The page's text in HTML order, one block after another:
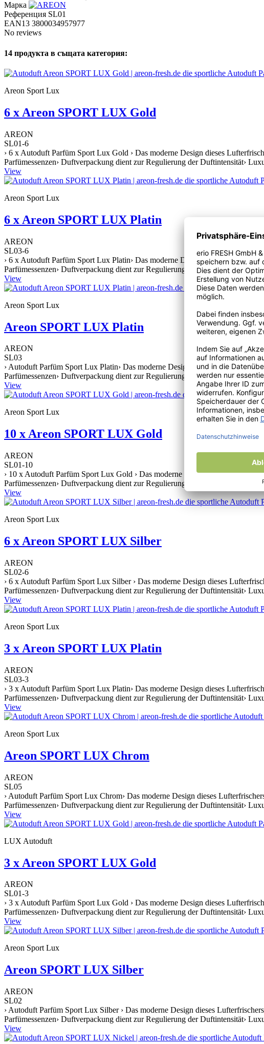
Марка
Референция SL01
EAN13 3800034957977
No reviews
14 продукта в същата категория:
Areon Sport Lux
6 x Areon SPORT LUX Gold
AREON
SL01-6
› 6 x Autoduft Parfüm Sport Lux Gold › Das moderne Design dieses
Parfümessenzen› Duftverpackung dient zur Regulierung der Duftintensität›
View
Areon Sport Lux
6 x Areon SPORT LUX Platin
AREON
SL03-6
› 6 x Autoduft Parfüm Sport Lux Platin› Das moderne Design dieses
Parfümessenzen› Duftverpackung dient zur Regulierung der Duftintensität›
View
Areon Sport Lux
Areon SPORT LUX Platin
AREON
SL03
› Autoduft Parfüm Sport Lux Platin› Das moderne Design dieses
Parfümessenzen› Duftverpackung dient zur Regulierung der Duftintensität›
View
Areon Sport Lux
10 x Areon SPORT LUX Gold
AREON
SL01-10
› 10 x Autoduft Parfüm Sport Lux Gold › Das moderne Design dieses
Parfümessenzen› Duftverpackung dient zur Regulierung der Duftintensität›
View
Areon Sport Lux
6 x Areon SPORT LUX Silber
AREON
SL02-6
› 6 x Autoduft Parfüm Sport Lux Silber › Das moderne Design dieses
Parfümessenzen› Duftverpackung dient zur Regulierung der Duftintensität›
View
Areon Sport Lux
3 x Areon SPORT LUX Platin
AREON
SL03-3
› 3 x Autoduft Parfüm Sport Lux Platin› Das moderne Design dieses
Parfümessenzen› Duftverpackung dient zur Regulierung der Duftintensität›
View
Areon Sport Lux
Areon SPORT LUX Chrom
AREON
SL05
› Autoduft Parfüm Sport Lux Chrom› Das moderne Design dieses
Parfümessenzen› Duftverpackung dient zur Regulierung der Duftintensität›
View
LUX Autoduft
3 x Areon SPORT LUX Gold
AREON
SL01-3
› 3 x Autoduft Parfüm Sport Lux Gold › Das moderne Design dieses
Parfümessenzen› Duftverpackung dient zur Regulierung der Duftintensität›
View
Areon Sport Lux
Areon SPORT LUX Silber
AREON
SL02
› Autoduft Parfüm Sport Lux Silber › Das moderne Design dieses
Parfümessenzen› Duftverpackung dient zur Regulierung der Duftintensität›
View